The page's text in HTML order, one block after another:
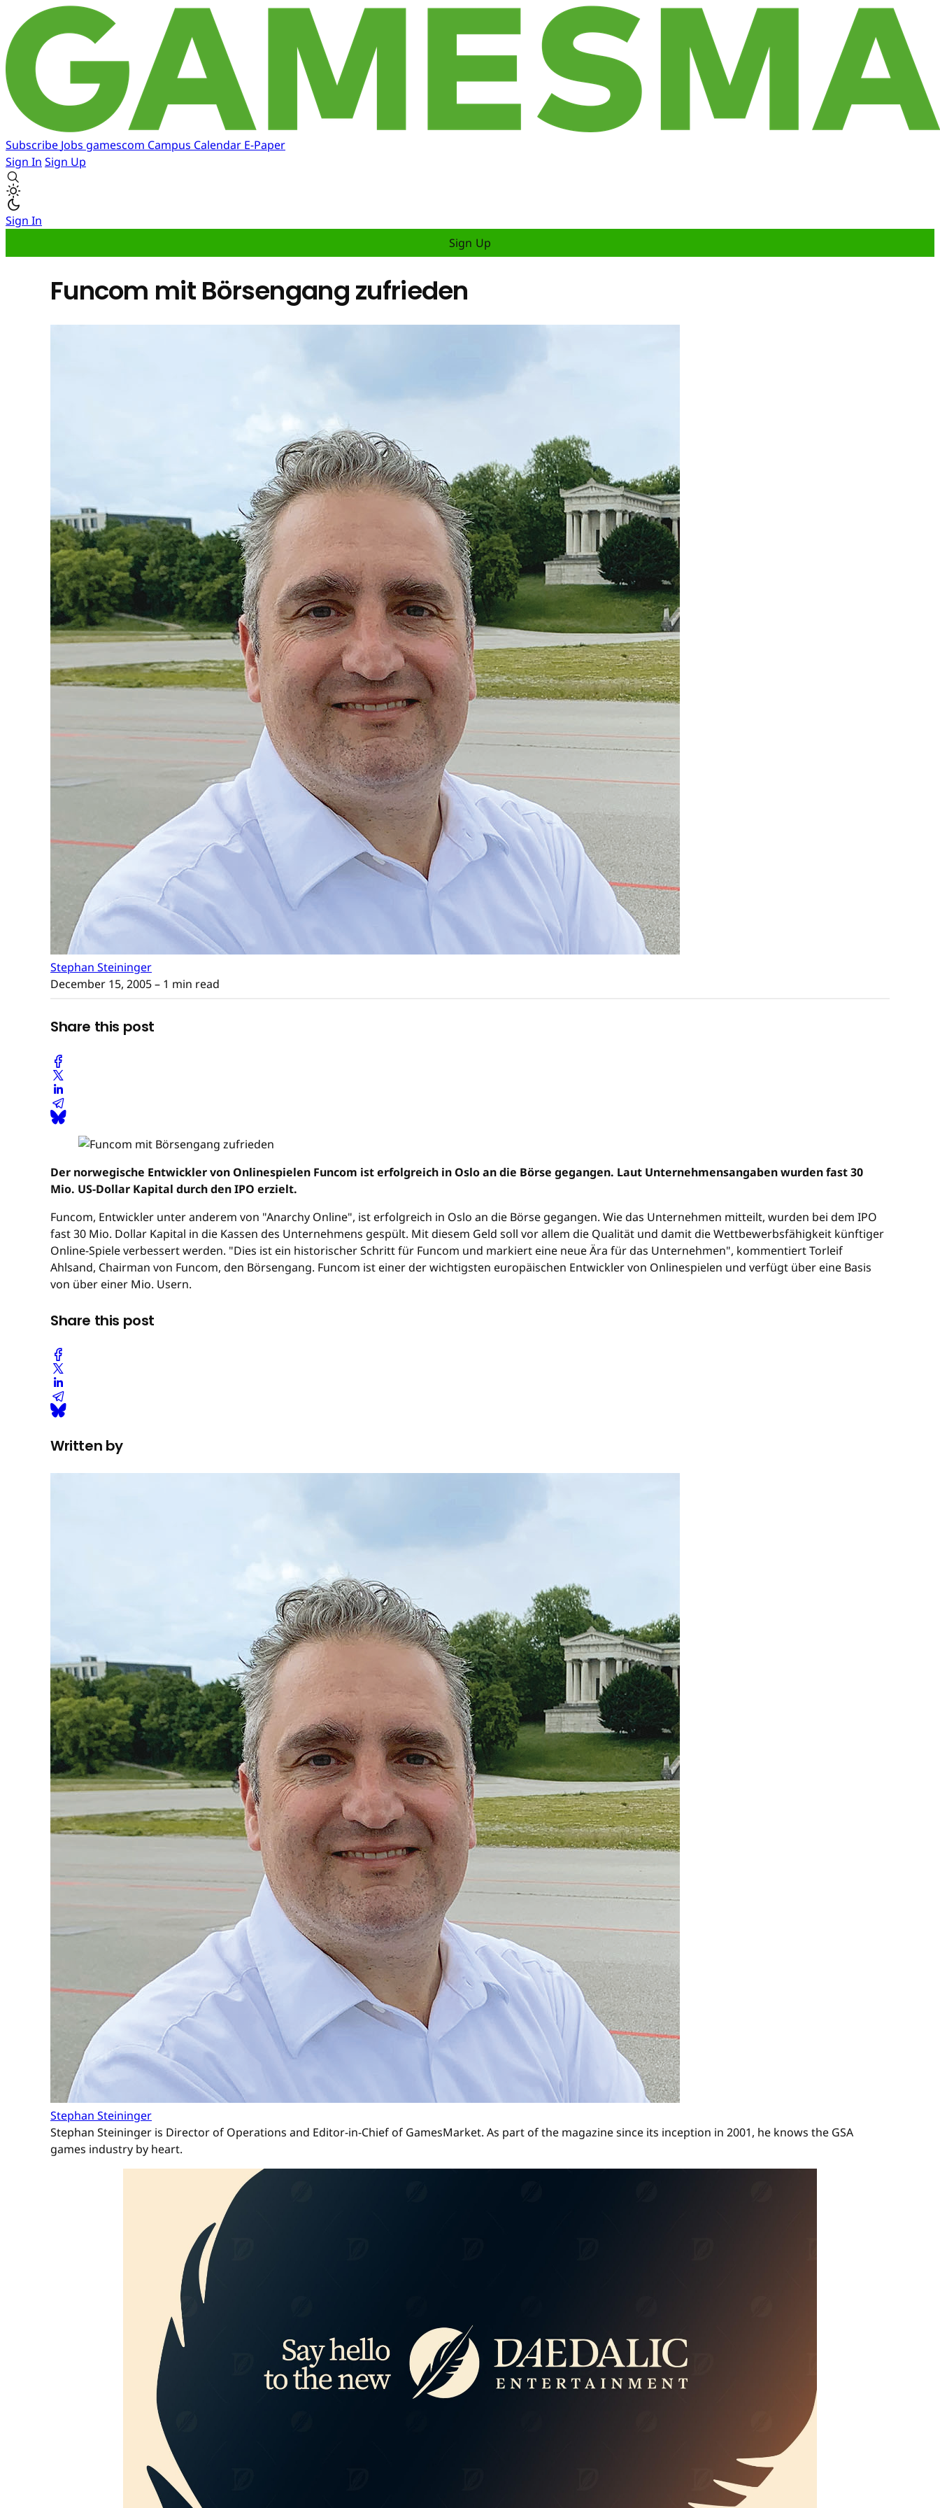
Subscribe Jobs gamescom Campus Calendar E-Paper
Sign In Sign Up
Sign In
Sign Up
Funcom mit Börsengang zufrieden
Stephan Steininger
December 15, 2005– 1 min read
Share this post
Der norwegische Entwickler von Onlinespielen Funcom ist erfolgreich in Oslo an die Börse gegangen. Laut Unternehmensangaben wurden fast 30
Mio. US-Dollar Kapital durch den IPO erzielt.
Funcom, Entwickler unter anderem von "Anarchy Online", ist erfolgreich in Oslo an die Börse gegangen. Wie das Unternehmen mitteilt, wurden bei dem IPO
fast 30 Mio. Dollar Kapital in die Kassen des Unternehmens gespült. Mit diesem Geld soll vor allem die Qualität und damit die Wettbewerbsfähigkeit künftiger
Online-Spiele verbessert werden. "Dies ist ein historischer Schritt für Funcom und markiert eine neue Ära für das Unternehmen", kommentiert Torleif
Ahlsand, Chairman von Funcom, den Börsengang. Funcom ist einer der wichtigsten europäischen Entwickler von Onlinespielen und verfügt über eine Basis
von über einer Mio. Usern.
Share this post
Written by
Stephan Steininger
Stephan Steininger is Director of Operations and Editor-in-Chief of GamesMarket. As part of the magazine since its inception in 2001, he knows the GSA
games industry by heart.